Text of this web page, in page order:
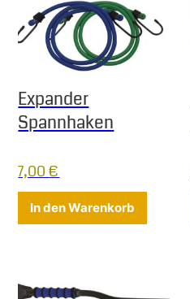
Expander
Spannhaken
7,00€
In den Warenkorb